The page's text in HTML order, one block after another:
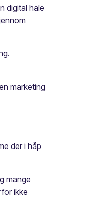
digital hale
marketing
der i håp
mange
ikke